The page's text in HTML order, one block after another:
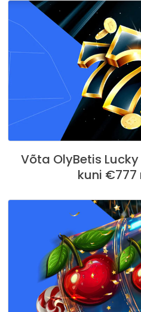
Võta OlyBetis
kuni